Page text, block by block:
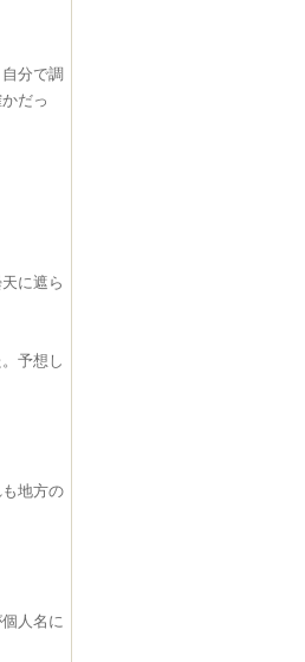
分で調
だっ
に遮ら
予想し
地方の
人名に